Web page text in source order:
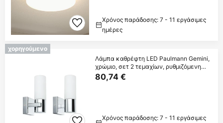
Χρόνος παράδοσης: 7 - 11 εργάσιμες
ημέρες
χορηγούμενο
Λάμπα καθρέφτη LED Paulmann Gemini,
χρώμιο, σετ 2 τεμαχίων, ρυθμιζόμενη
ένταση,
80,74 €
Χρόνος παράδοσης: 7 - 11 εργάσιμες